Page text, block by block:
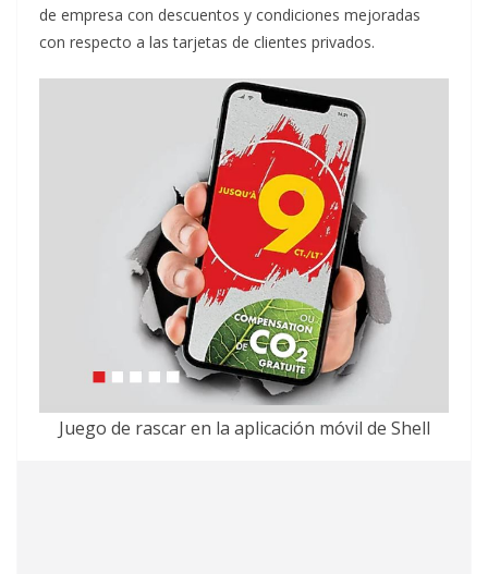
de empresa con descuentos y condiciones mejoradas
con respecto a las tarjetas de clientes privados.
Juego de rascar en la aplicación móvil de Shell